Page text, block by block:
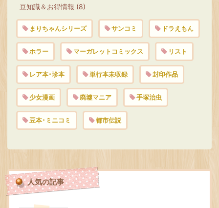
豆知識＆お得情報 (8)
まりちゃんシリーズ サンコミ ドラえもん
ホラー マーガレットコミックス リスト
レア本･珍本 単行本未収録 封印作品
少女漫画 廃墟マニア 手塚治虫
豆本･ミニコミ 都市伝説
人気の記事